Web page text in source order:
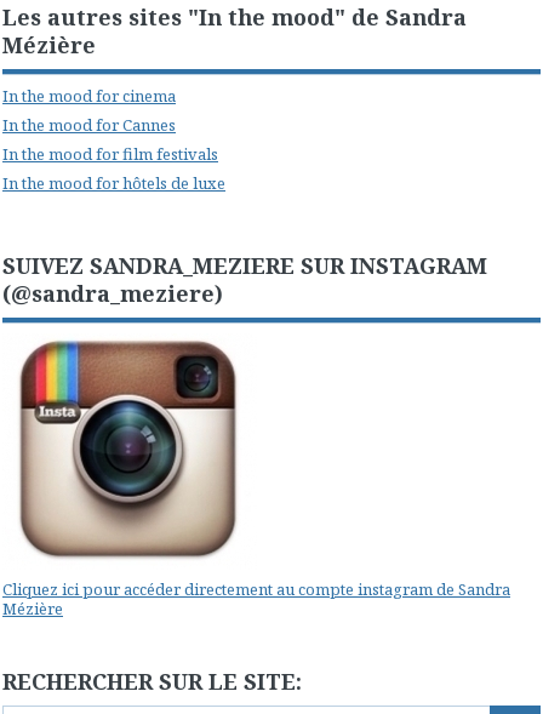
Les autres sites "In the mood" de Sandra
Mézière
In the mood for cinema
In the mood for Cannes
In the mood for film festivals
In the mood for hôtels de luxe
SUIVEZ SANDRA_MEZIERE SUR INSTAGRAM
(@sandra_meziere)
Cliquez ici pour accéder directement au compte instagram de Sandra
Mézière
RECHERCHER SUR LE SITE: